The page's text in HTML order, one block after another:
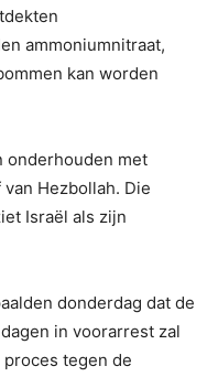
ammoniumnitraat,
kan worden
onderhouden met
Hezbollah. Die
Israël als zijn
donderdag dat de
in voorarrest zal
tegen de